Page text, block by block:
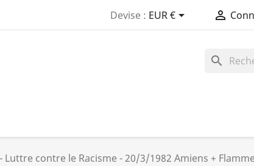
Devise : EUR € 
search
- Luttre contre le Racisme - 20/3/1982 Amiens +